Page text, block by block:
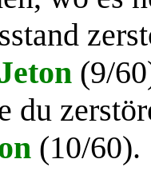
(9/
du
(10/60).